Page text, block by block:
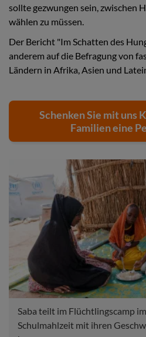
sollte gezwungen sein, zwischen
wählen zu müssen.
Der Bericht "Im Schatten des
anderem auf die Befragung von
Ländern in Afrika, Asien und
Schenken Sie mit uns
Familien eine
Saba teilt im Flüchtlingscamp
Schulmahlzeit mit ihren